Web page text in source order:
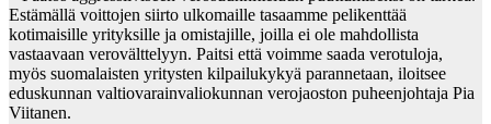
Estämällä voittojen siirto ulkomaille tasaamme pelikenttää
kotimaisille yrityksille ja omistajille, joilla ei ole mahdollista
vastaavaan verovälttelyyn. Paitsi että voimme saada verotuloja,
myös suomalaisten yritysten kilpailukykyä parannetaan, iloitsee
eduskunnan valtiovarainvaliokunnan verojaoston puheenjohtaja Pia
Viitanen.